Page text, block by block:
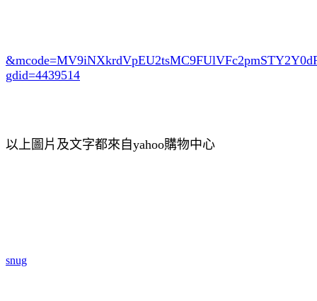
gdid=4439514
以上圖片及文字都來自yahoo購物中心
snug